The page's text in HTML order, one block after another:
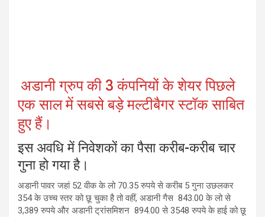
अडानी ग्रुप की 3 कंपनियों के शेयर पिछले
एक साल में सबसे बड़े मल्टीबैगर स्टॉक साबित
हुए हैं।
इस अवधि में निवेशकों का पैसा करीब-करीब चार
गुना हो गया है।
अडानी पावर जहां 52 वीक के लो 70.35 रुपये से करीब 5 गुना उछलकर
354 के उच्च स्तर को छू चुका है तो वहीं, अडानी गैस 843.00 के लो से
3,389 रुपये और अडानी ट्रांसमिशन 894.00 से 3548 रुपये के हाई को छू